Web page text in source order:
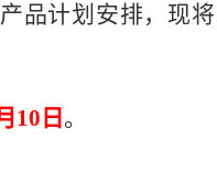
品计划安排，现将
10日 。